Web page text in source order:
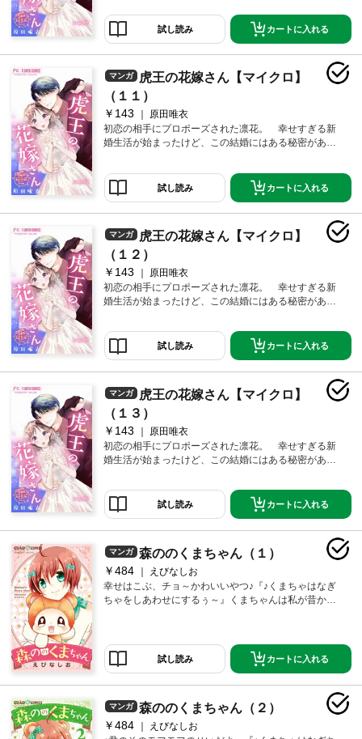
試し読み カートに入れる
マンガ
虎王の花嫁さん【マイクロ】
（１１）
￥143
原田唯衣
初恋の相手にプロポーズされた凛花。 幸せすぎる新
婚生活が始まったけど、この結婚にはある秘密があっ
試し読み カートに入れる
マンガ
虎王の花嫁さん【マイクロ】
（１２）
￥143
原田唯衣
初恋の相手にプロポーズされた凛花。 幸せすぎる新
婚生活が始まったけど、この結婚にはある秘密があっ
婚ラブ♪第12話！
試し読み カートに入れる
マンガ
虎王の花嫁さん【マイクロ】
（１３）
￥143
原田唯衣
初恋の相手にプロポーズされた凛花。 幸せすぎる新
婚生活が始まったけど、この結婚にはある秘密があっ
試し読み カートに入れる
マンガ 森ののくまちゃん（１）
￥484
えびなしお
幸せはこぶ、チョ～かわいいやつ♪『♪くまちゃはなぎ
ちゃをしあわせにするぅ～』くまちゃんは私が昔から
ョ～天然なくまちゃとの笑顔200％な毎日！となりにい
るだけで、ぜったいぜったい癒されちゃう☆★
試し読み カートに入れる
マンガ 森ののくまちゃん（２）
￥484
えびなしお